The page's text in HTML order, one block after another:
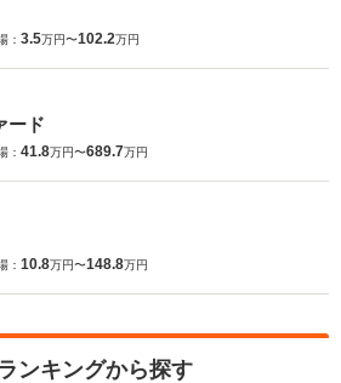
： 3.5万円〜102.2万円
ード
： 41.8万円〜689.7万円
： 10.8万円〜148.8万円
ンキングから探す